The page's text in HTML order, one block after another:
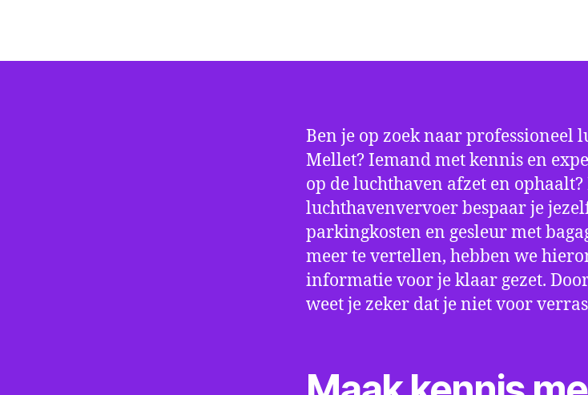
Ben je op zoek naar professioneel
Mellet? Iemand met kennis en
op de luchthaven afzet en
luchthavenvervoer bespaar je
parkingkosten en gesleur met
meer te vertellen, hebben we
informatie voor je klaar gezet.
weet je zeker dat je niet voor